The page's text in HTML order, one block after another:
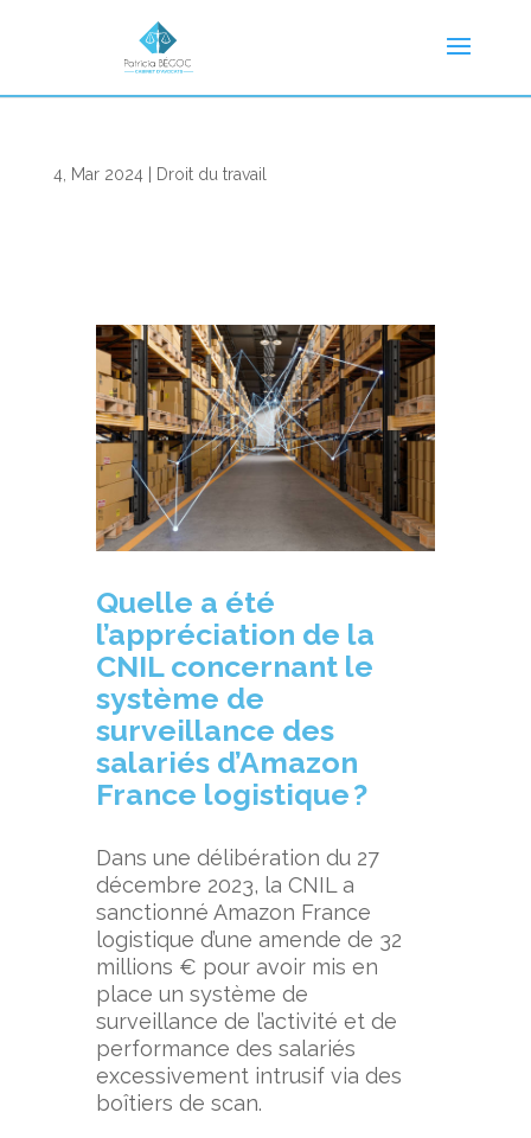
4, Mar 2024| Droit du travail
Quelle a été
l’appréciation de la
CNIL concernant le
système de
surveillance des
salariésd’Amazon
France logistique ?
Dans une délibération du 27
décembre 2023, la CNIL a
sanctionné Amazon France
logistique d’une amende de 32
millions € pour avoir mis en
place un système de
surveillance de l’activité et de
performance des salariés
excessivement intrusif via des
boîtiers de scan.